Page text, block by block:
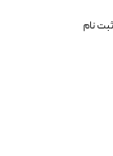
ثبت نام